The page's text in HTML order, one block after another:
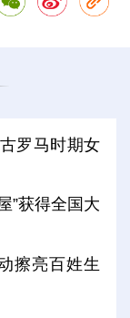
罗马时期女
”获得全国大
擦亮百姓生